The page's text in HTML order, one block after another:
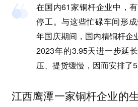
在国内61家铜杆企业中，
停工。与这些忙碌车间形
年国庆期间，国内精铜杆企
2023年的3.95天进一步延
压、提货缓慢，因而安排了5
江西鹰潭一家铜杆企业的